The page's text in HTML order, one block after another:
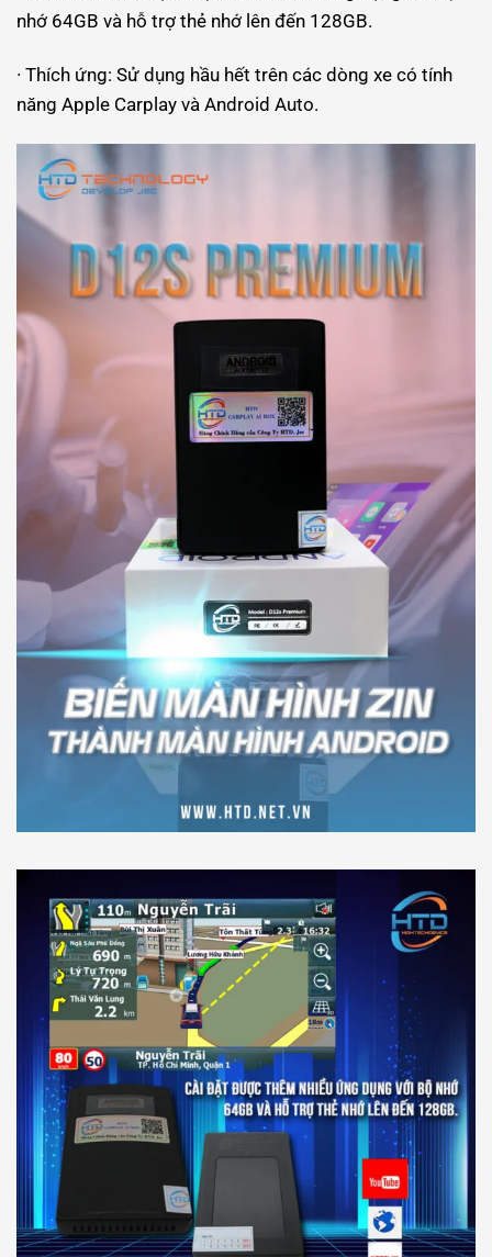
nhớ 64GB và hỗ trợ thẻ nhớ lên đến 128GB.
· Thích ứng: Sử dụng hầu hết trên các dòng xe có tính
năng Apple Carplay và Android Auto.